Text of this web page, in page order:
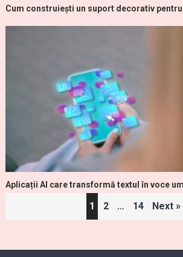
Cum construiești un suport decorativ
Aplicații AI care transformă textul în voce
1 2 … 14 Next »